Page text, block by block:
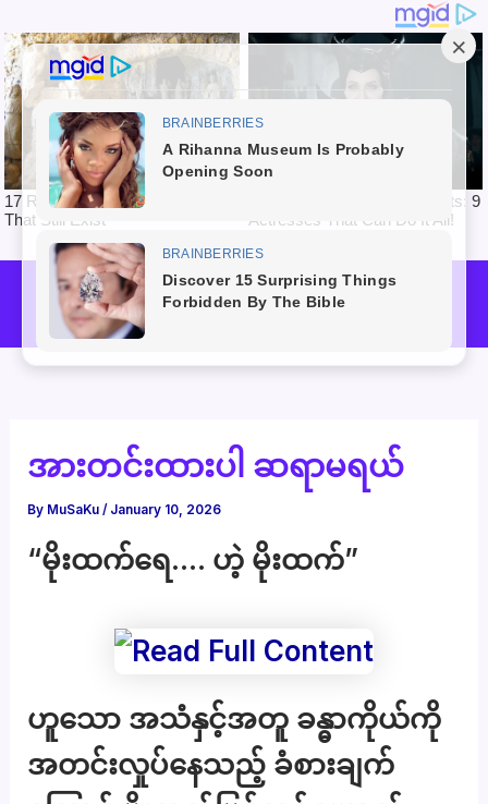
content
အားတင်းထားပါ ဆရာမရယ်
By MuSaKu/ January 10, 2026
“မိုးထက်ရေ…. ဟဲ့ မိုးထက်”
ဟူသော အသံနှင့်အတူ ခန္ဓာကိုယ်ကို
အတင်းလှုပ်နေသည့် ခံစားချက်